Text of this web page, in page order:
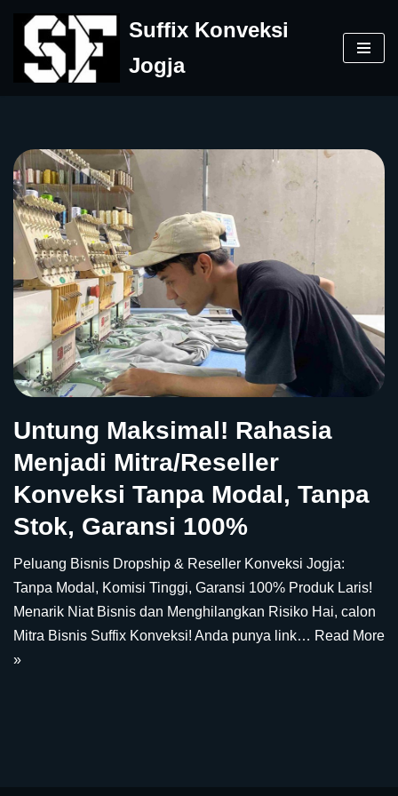
Skip
to
Suffix Konveksi
Jogja
Untung Maksimal! Rahasia
Menjadi Mitra/Reseller
Konveksi Tanpa Modal, Tanpa
Stok, Garansi 100%
Peluang Bisnis Dropship & Reseller Konveksi Jogja:
Tanpa Modal, Komisi Tinggi, Garansi 100% Produk Laris!
Menarik Niat Bisnis dan Menghilangkan Risiko Hai, calon
Mitra Bisnis Suffix Konveksi! Anda punya link… Read More
»